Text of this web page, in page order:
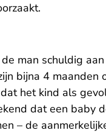
man schuldig aan
bijna 4
het kind als
dat een baby
– de